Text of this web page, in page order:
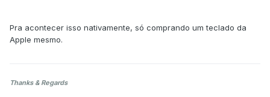
Pra acontecer isso nativamente, só comprando um teclado da
Apple mesmo.
Thanks & Regards